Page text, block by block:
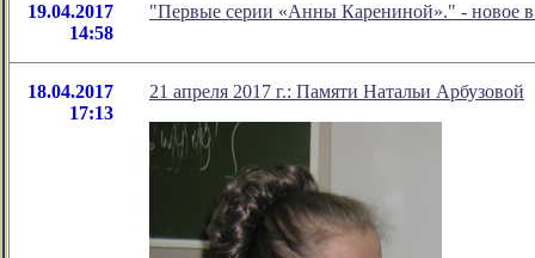
19.04.2017
14:58
"Первые серии «Анны Карениной»." - новое
18.04.2017
17:13
21 апреля 2017 г.: Памяти Натальи Арбузовой